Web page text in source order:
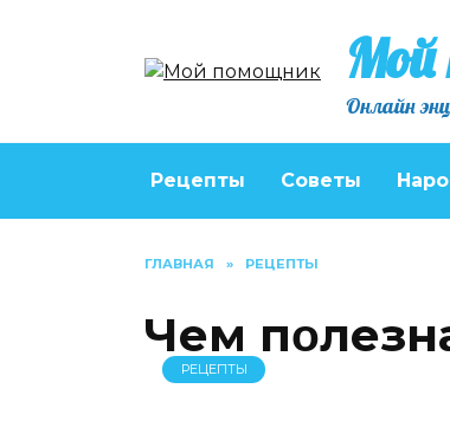
Онлайн
Рецепты Советы
ГЛАВНАЯ » РЕЦЕПТЫ
Чем
РЕЦЕПТЫ